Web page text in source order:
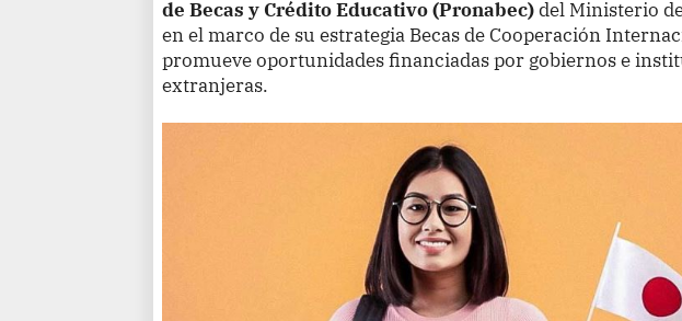
de Becas y Crédito Educativo (Pronabec)del Ministerio
en el marco de su estrategia Becas de Cooperación
promueve oportunidades financiadas por gobiernos e
extranjeras.